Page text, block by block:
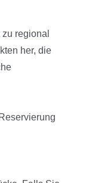
regional
her, die